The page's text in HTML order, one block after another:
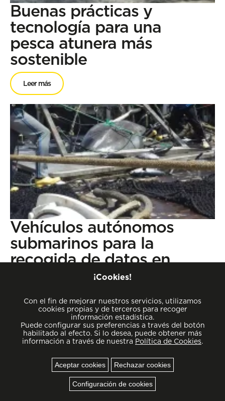
Buenas prácticas y
tecnología para una
pesca atunera más
sostenible
Leer más
Vehículos autónomos
submarinos para la
recogida de datos en
tiempo real para el
ecosistemas costeros
Leer más
¡Cookies!
Con el fin de mejorar nuestros servicios, utilizamos
cookies propias y de terceros para recoger
información estadística.
Puede configurar sus preferencias a través del botón
habilitado al efecto. Si lo desea, puede obtener más
información a través de nuestra Política de Cookies.
Aceptar cookies Rechazar cookies
Configuración de cookies